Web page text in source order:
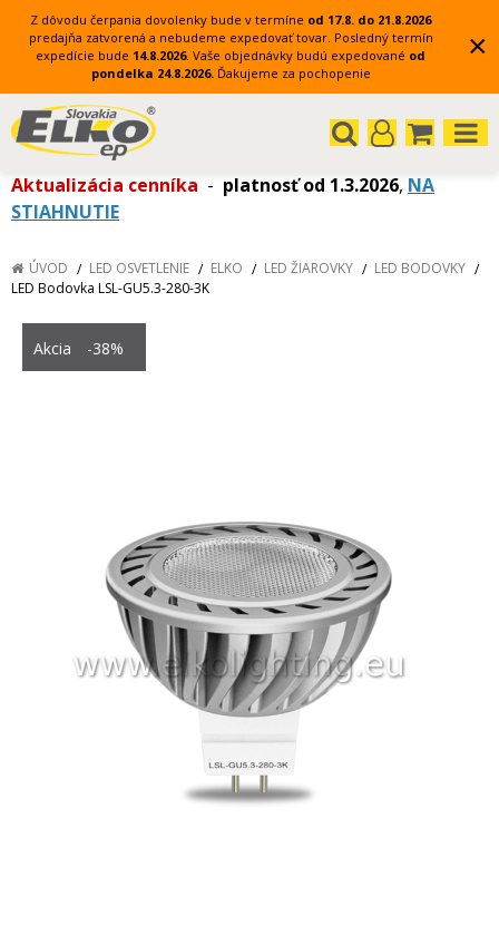
Z dôvodu čerpania dovolenky bude v termíne od 17.8. do 21.8.2026
predajňa zatvorená a nebudeme expedovať tovar. Posledný termín
expedície bude 14.8.2026. Vaše objednávky budú expedované od
pondelka 24.8.2026. Ďakujeme za pochopenie
×
Aktualizácia cenníka - platnosť od 1.3.2026, NA
STIAHNUTIE
ÚVOD LED OSVETLENIE ELKO LED ŽIAROVKY
LED BODOVKY
LED Bodovka LSL-GU5.3-280-3K
Akcia -38%